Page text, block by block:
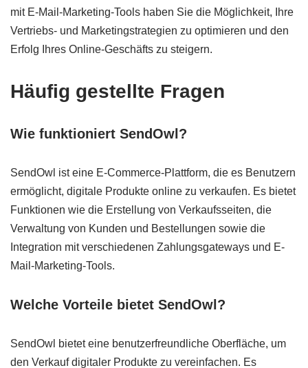
mit E-Mail-Marketing-Tools haben Sie die Möglichkeit, Ihre
Vertriebs- und Marketingstrategien zu optimieren und den
Erfolg Ihres Online-Geschäfts zu steigern.
Häufig gestellte Fragen
Wie funktioniert SendOwl?
SendOwl ist eine E-Commerce-Plattform, die es Benutzern
ermöglicht, digitale Produkte online zu verkaufen. Es bietet
Funktionen wie die Erstellung von Verkaufsseiten, die
Verwaltung von Kunden und Bestellungen sowie die
Integration mit verschiedenen Zahlungsgateways und E-
Mail-Marketing-Tools.
Welche Vorteile bietet SendOwl?
SendOwl bietet eine benutzerfreundliche Oberfläche, um
den Verkauf digitaler Produkte zu vereinfachen. Es